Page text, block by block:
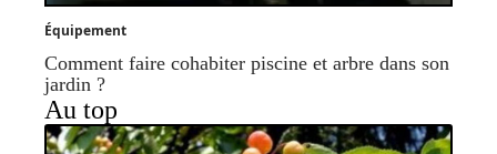
Équipement
Comment faire cohabiter piscine et arbre dans son
jardin ?
Au top